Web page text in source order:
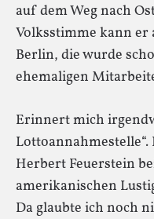
auf dem Weg nach
Volksstimme kann er
Berlin, die wurde
ehemaligen
Erinnert mich
Lottoannahmestelle“.
Herbert Feuerstein
amerikanischen
Da glaubte ich noch